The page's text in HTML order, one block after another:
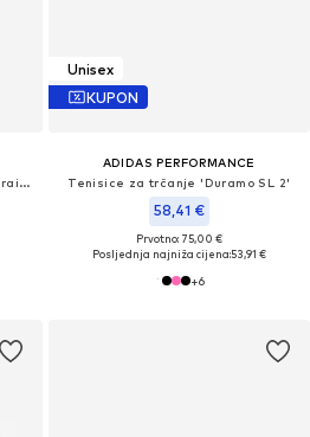
Sportske cipele 'Air Max Alpha Trainer 6'
Unisex
KUPON
ADIDAS PERFORMANCE
Tenisice za trčanje 'Duramo SL 2'
58,41 €
Prvotno: 75,00 €
Posljednja najniža cijena:53,91 €
+6